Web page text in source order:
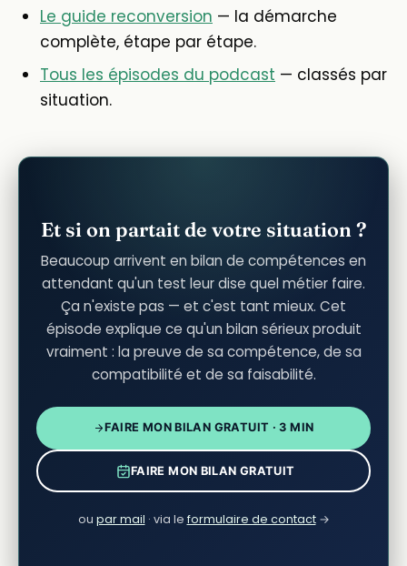
Le guide reconversion — la démarche
complète, étape par étape.
Tous les épisodes du podcast — classés par
situation.
Et si on partait de votre situation ?
Beaucoup arrivent en bilan de compétences en
attendant qu'un test leur dise quel métier faire.
Ça n'existe pas — et c'est tant mieux. Cet
épisode explique ce qu'un bilan sérieux produit
vraiment : la preuve de sa compétence, de sa
compatibilité et de sa faisabilité.
FAIRE MON BILAN GRATUIT · 3 MIN
FAIRE MON BILAN GRATUIT
ou par mail · via le formulaire de contact→